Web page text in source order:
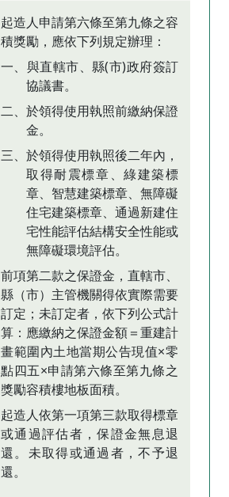
起造人申請第六條至第九條之容
積獎勵，應依下列規定辦理：
一、與直轄市、縣(市)政府簽訂
協議書。
二、於領得使用執照前繳納保證
金。
三、於領得使用執照後二年內，
取得耐震標章、綠建築標
章、智慧建築標章、無障礙
住宅建築標章、通過新建住
宅性能評估結構安全性能或
無障礙環境評估。
前項第二款之保證金，直轄市、
縣（市）主管機關得依實際需要
訂定；未訂定者，依下列公式計
算：應繳納之保證金額＝重建計
畫範圍內土地當期公告現值×零
點四五×申請第六條至第九條之
獎勵容積樓地板面積。
起造人依第一項第三款取得標章
或通過評估者，保證金無息退
還。未取得或通過者，不予退
還。